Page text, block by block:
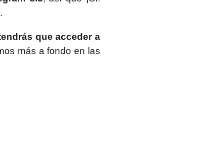
que acceder a
más a fondo en las